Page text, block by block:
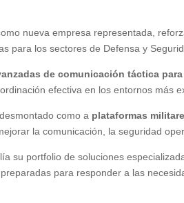
nueva empresa representada,
para los sectores de Defensa y
de comunicación táctica
efectiva en los entornos más
como a plataformas
la comunicación, la seguridad
su portfolio de soluciones
para responder a las